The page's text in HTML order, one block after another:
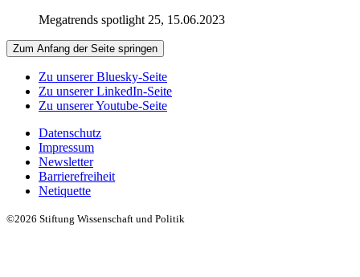
Megatrends spotlight 25, 15.06.2023
Zum Anfang der Seite springen
Zu unserer Bluesky-Seite
Zu unserer LinkedIn-Seite
Zu unserer Youtube-Seite
Datenschutz
Impressum
Newsletter
Barrierefreiheit
Netiquette
©2026 Stiftung Wissenschaft und Politik